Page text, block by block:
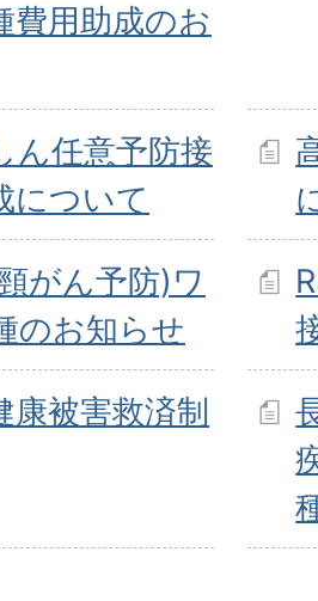
費用助成のお
ん任意予防接
について
がん予防)ワ
のお知らせ
康被害救済制